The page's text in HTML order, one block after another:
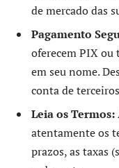
de mercado das
Pagamento
oferecem PIX ou
em seu nome.
conta de
Leia os Termos:
atentamente os
prazos, as taxas